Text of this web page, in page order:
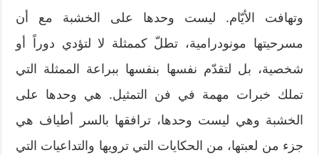
وتهافت الأيّام. ليست وحدها على الخشبة مع أن
مسرحيتها مونودرامية، تطلّ كممثلة لا لتؤدي دوراً أو
شخصية، بل لتقدّم نفسها بنفسها ببراعة الممثلة التي
تملك خبرات مهمة في فن التمثيل. هي وحدها على
الخشبة وهي ليست وحدها، ترافقها بالسر أطياف هي
جزء من لعبتها، من الحكايات التي ترويها والتداعيات التي